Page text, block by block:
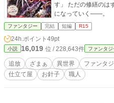
す」 ただの修繕のはずが、王都の仕立て業界の闇を暴くこと
になっていく――。
ファンタジー 完結 短編 R15
24h.ポイント 49pt
小説 16,019 位 / 228,643件 ファンタジ
追放 ざまぁ 異世界 ファンタ
仕立て屋
お針子 職人